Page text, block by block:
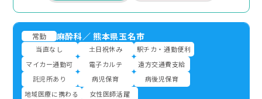
常勤 麻酔科／熊本県玉名市
当直なし 土日祝休み
駅チカ・通勤便利
マイカー通勤可
電子カルテ
遠方交通費支給
託児所あり
病児保育
病後児保育
地域医療に携わる
女性医師活躍